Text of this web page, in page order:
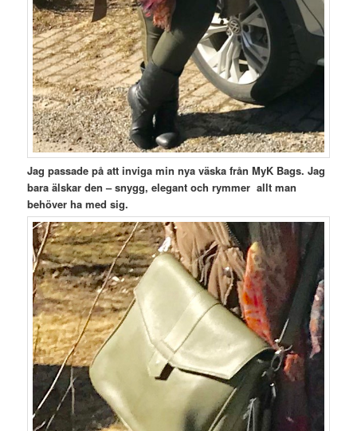
Jag passade på att inviga min nya väska från MyK Bags.Jag
bara älskar den – snygg, elegant och rymmer allt man
behöver ha med sig.